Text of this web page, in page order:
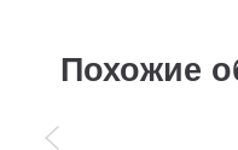
Похожие